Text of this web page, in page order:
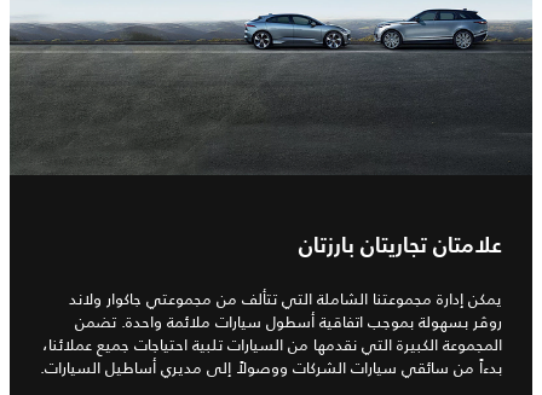
علامتان تجاريتان بارزتان
يمكن إدارة مجموعتنا الشاملة التي تتألف من مجموعتي جاكوار ولاند
روڤر بسهولة بموجب اتفاقية أسطول سيارات ملائمة واحدة. تضمن
المجموعة الكبيرة التي نقدمها من السيارات تلبية احتياجات جميع عملائنا،
بدءاً من سائقي سيارات الشركات ووصولاً إلى مديري أساطيل السيارات.